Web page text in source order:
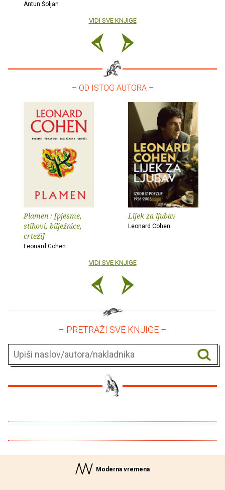
Antun Šoljan
VIDI SVE KNJIGE
– OD ISTOG AUTORA –
Plamen : [pjesme,
stihovi, bilježnice,
crteži]
Leonard Cohen
Lijek za ljubav
Leonard Cohen
VIDI SVE KNJIGE
– PRETRAŽI SVE KNJIGE –
Moderna vremena